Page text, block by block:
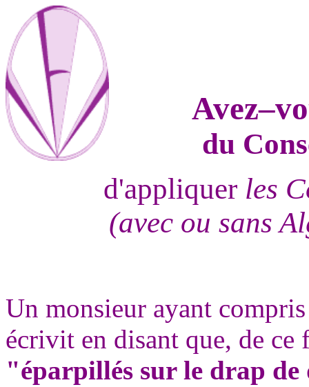
du
d'appliquer les
(avec ou sans
Un monsieur ayant
écrivit en disant que, de
"éparpillés sur le drap de